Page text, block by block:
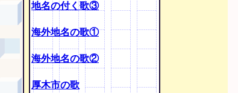
地名の付く歌③
海外地名の歌①
海外地名の歌②
厚木市の歌